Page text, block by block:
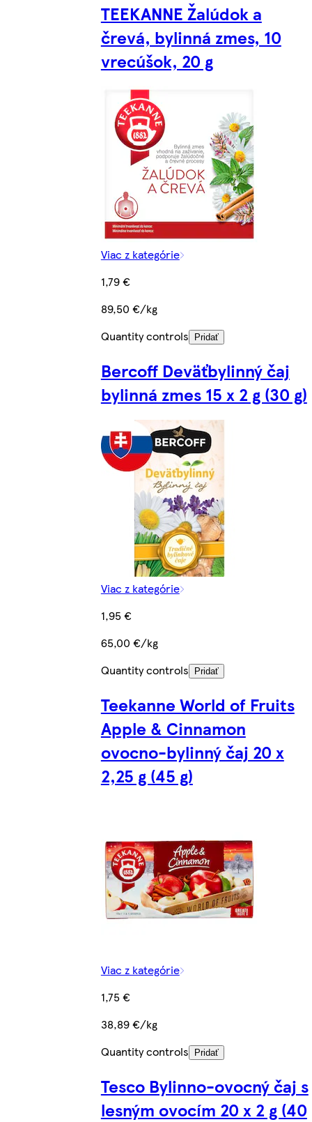
TEEKANNE Žalúdok a
črevá, bylinná zmes, 10
vrecúšok, 20 g
Viac z kategórie
1,79 €
89,50 €/kg
Quantity controls
Pridať
Bercoff Deväťbylinný čaj
bylinná zmes 15 x 2 g (30 g)
Viac z kategórie
1,95 €
65,00 €/kg
Quantity controls
Pridať
Teekanne World of Fruits
Apple & Cinnamon
ovocno-bylinný čaj 20 x
2,25 g (45 g)
Viac z kategórie
1,75 €
38,89 €/kg
Quantity controls
Pridať
Tesco Bylinno-ovocný čaj s
lesným ovocím 20 x 2 g (40